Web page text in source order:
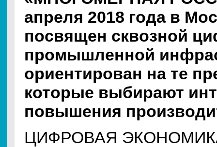
апреля 2018 года в
посвящен сквозной
промышленной
ориентирован на те
которые выбирают
повышения
ЦИФРОВАЯ